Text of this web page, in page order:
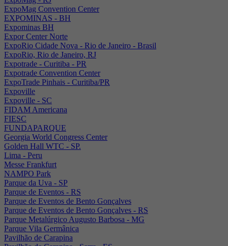
ExpoMag Convention Center
EXPOMINAS - BH
Expominas BH
Expor Center Norte
ExpoRio Cidade Nova - Rio de Janeiro - Brasil
ExpoRio, Rio de Janeiro, RJ
Expotrade - Curitiba - PR
Expotrade Convention Center
ExpoTrade Pinhais - Curitiba/PR
Expoville
Expoville - SC
FIDAM Americana
FIESC
FUNDAPARQUE
Georgia World Congress Center
Golden Hall WTC - SP.
Lima - Peru
Messe Frankfurt
NAMPO Park
Parque da Uva - SP
Parque de Eventos - RS
Parque de Eventos de Bento Gonçalves
Parque de Eventos de Bento Gonçalves - RS
Parque Metalúrgico Augusto Barbosa - MG
Parque Vila Germânica
Pavilhão de Carapina